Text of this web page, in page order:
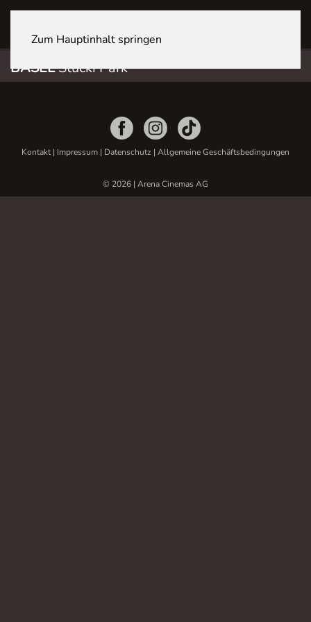
Zum Hauptinhalt springen
BASELStücki Park
Kontakt| Impressum | Datenschutz | Allgemeine Geschäftsbedingungen
© 2026 | Arena Cinemas AG